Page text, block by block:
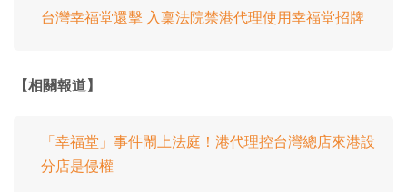
台灣幸福堂還擊 入稟法院禁港代理使用幸福堂招牌
【相關報道】
「幸福堂」事件閙上法庭！港代理控台灣總店來港設
分店是侵權